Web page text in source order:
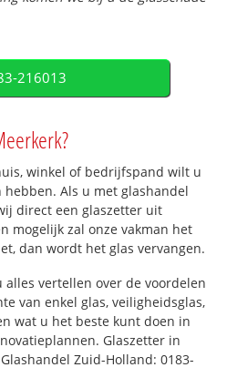
216013
winkel of bedrijfspand wilt u
Als u met glashandel
direct een glaszetter uit
mogelijk zal onze vakman het
dan wordt het glas vervangen.
alles vertellen over de voordelen
van enkel glas, veiligheidsglas,
wat u het beste kunt doen in
Glaszetter in
Zuid-Holland: 0183-